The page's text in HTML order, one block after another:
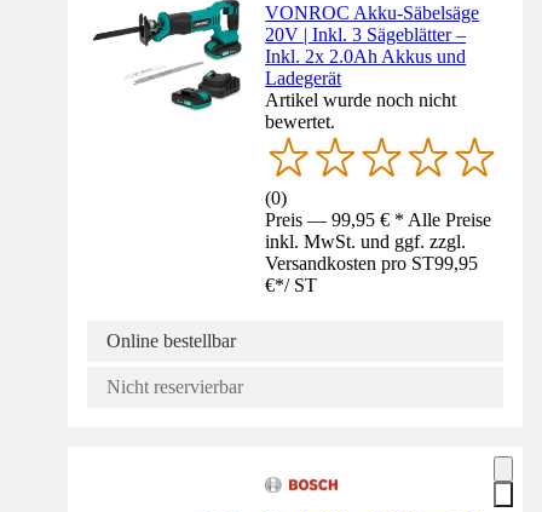
VONROC Akku-Säbelsäge
20V | Inkl. 3 Sägeblätter –
Inkl. 2x 2.0Ah Akkus und
Ladegerät
Artikel wurde noch nicht
bewertet.
(0)
Preis — 99,95 € * Alle Preise
inkl. MwSt. und ggf. zzgl.
Versandkosten pro ST99,95
€*/ ST
Online bestellbar
Nicht reservierbar